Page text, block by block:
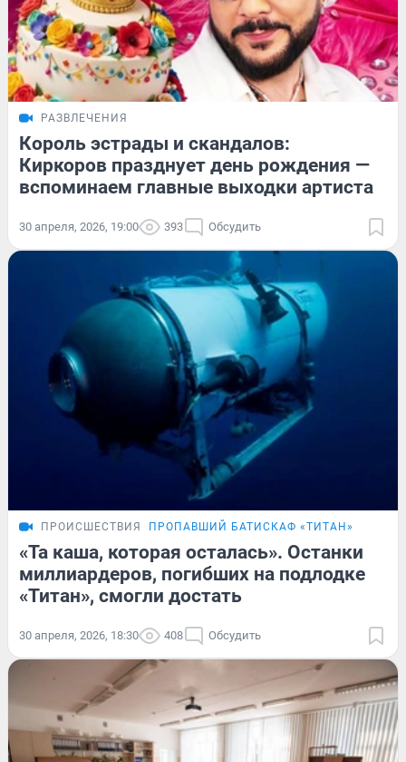
РАЗВЛЕЧЕНИЯ
Король эстрады и скандалов:
Киркоров празднует день рождения —
вспоминаем главные выходки артиста
30 апреля, 2026, 19:00 393 Обсудить
ПРОИСШЕСТВИЯ ПРОПАВШИЙ БАТИСКАФ «ТИТАН»
«Та каша, которая осталась». Останки
миллиардеров, погибших на подлодке
«Титан», смогли достать
30 апреля, 2026, 18:30 408 Обсудить